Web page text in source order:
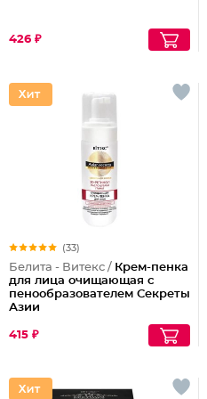
426 ₽
(33)
Белита - Витекс / Крем-пенка
для лица очищающая с
пенообразователем Секреты
Азии
415 ₽